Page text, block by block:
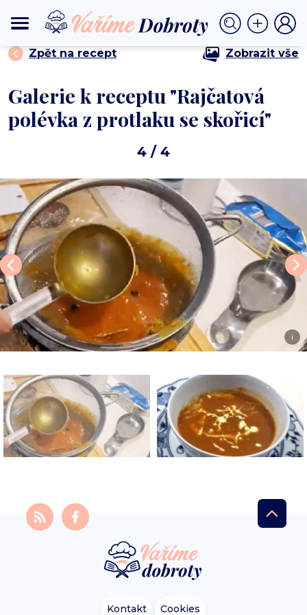
DOMŮ POLÉVKY⟩ Rajčatová polévka z protlaku se skořicí
Zpět na recept Zobrazit vše
Galerie k receptu "Rajčatová
polévka z protlaku se skořicí"
4 / 4
i
Kontakt Cookies